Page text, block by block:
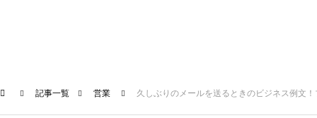
記事一覧 営業 久しぶりのメールを送るときのビジネス例文